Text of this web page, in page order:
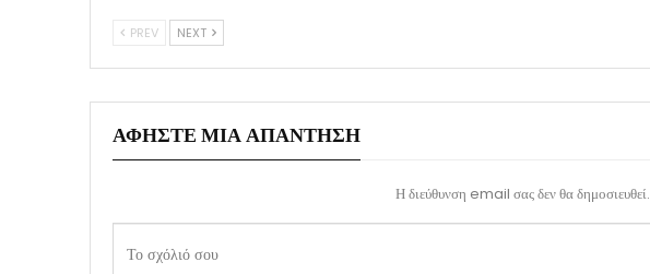
PREV NEXT
ΑΦΉΣΤΕ ΜΙΑ ΑΠΆΝΤΗΣΗ
Η διεύθυνση email σας δεν θα δημοσιευθεί.